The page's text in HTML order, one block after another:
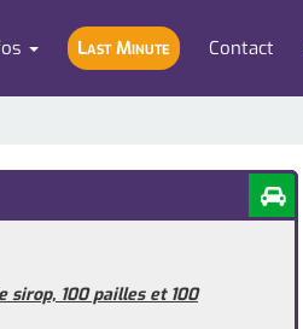
Last Minute Contact
sirop, 100 pailles et 100